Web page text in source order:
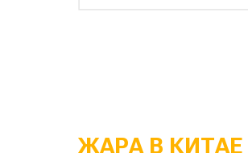
ЖАРА В